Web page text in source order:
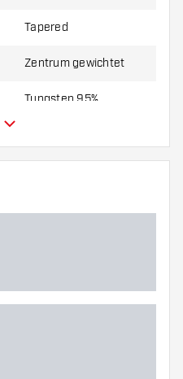
Tapered
Zentrum gewichtet
Tungsten 95%